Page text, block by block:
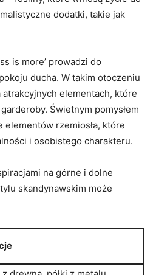
dodatki, takie jak
is more’ prowadzi do
ducha. W takim otoczeniu
elementach, które
Świetnym pomysłem
rzemiosła, które
i osobistego charakteru.
na górne i dolne
skandynawskim może